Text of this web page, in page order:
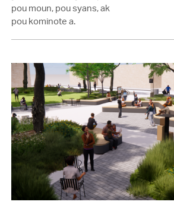
pou moun, pou syans, ak
pou kominote a.